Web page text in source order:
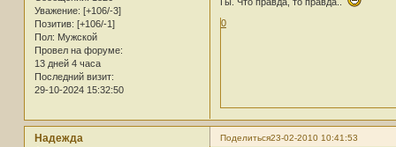
Уважение: [+106/-3]
Позитив: [+106/-1]
Пол: Мужской
Провел на форуме:
13 дней 4 часа
Последний визит:
29-10-2024 15:32:50
0
Поделиться23-02-2010 10:41:53
Надежда